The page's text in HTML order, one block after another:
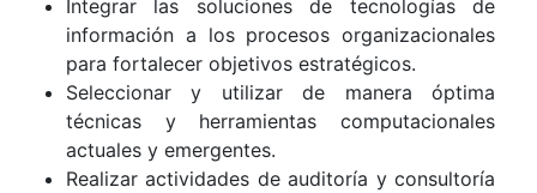
Integrar las soluciones de tecnologías de
información a los procesos organizacionales
para fortalecer objetivos estratégicos.
Seleccionar y utilizar de manera óptima
técnicas y herramientas computacionales
actuales y emergentes.
Realizar actividades de auditoría y consultoría